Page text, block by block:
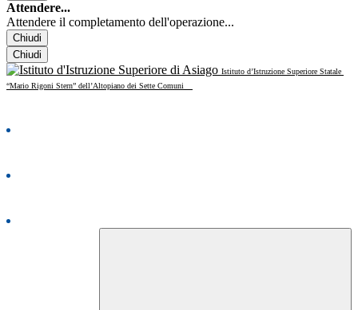
Attendere...
Attendere il completamento dell'operazione...
Chiudi
Chiudi
Istituto d’Istruzione Superiore Statale
“Mario Rigoni Stern” dell’Altopiano dei Sette Comuni